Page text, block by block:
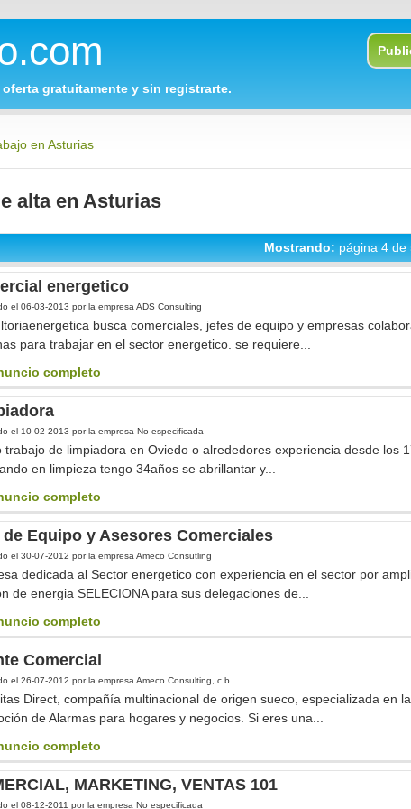
gratuitamente y sin registrarte.
en Asturias
alta en Asturias
Mostrando: página 4 de
energetico
el 06-03-2013 por la empresa ADS Consulting
busca comerciales, jefes de equipo y empresas
para trabajar en el sector energetico. se requiere...
completo
el 10-02-2013 por la empresa No especificada
trabajo de limpiadora en Oviedo o alrededores experiencia desde los
en limpieza tengo 34años se abrillantar y...
completo
de Equipo y Asesores Comerciales
el 30-07-2012 por la empresa Ameco Consutling
dedicada al Sector energetico con experiencia en el sector por
de energia SELECIONA para sus delegaciones de...
completo
Comercial
el 26-07-2012 por la empresa Ameco Consulting, c.b.
Direct, compañía multinacional de origen sueco, especializada en
de Alarmas para hogares y negocios. Si eres una...
completo
MARKETING, VENTAS 101
el 08-12-2011 por la empresa No especificada